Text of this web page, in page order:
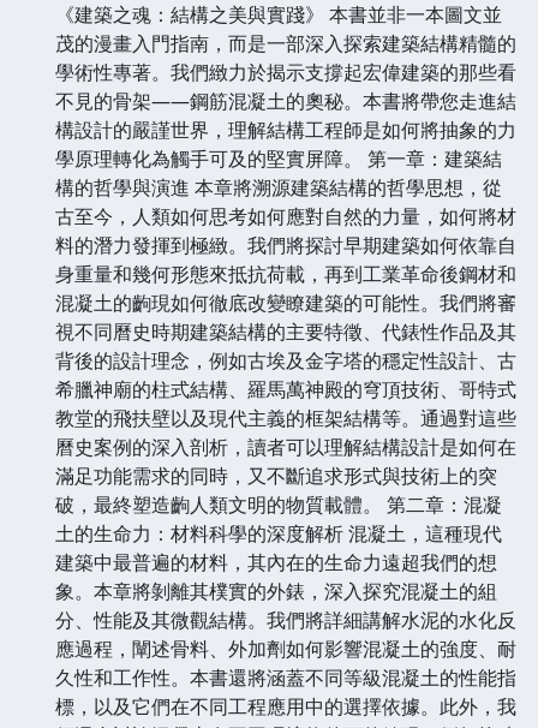
《建築之魂：結構之美與實踐》 本書並非一本圖文並
茂的漫畫入門指南，而是一部深入探索建築結構精髓的
學術性專著。我們緻力於揭示支撐起宏偉建築的那些看
不見的骨架——鋼筋混凝土的奧秘。本書將帶您走進結
構設計的嚴謹世界，理解結構工程師是如何將抽象的力
學原理轉化為觸手可及的堅實屏障。 第一章：建築結
構的哲學與演進 本章將溯源建築結構的哲學思想，從
古至今，人類如何思考如何應對自然的力量，如何將材
料的潛力發揮到極緻。我們將探討早期建築如何依靠自
身重量和幾何形態來抵抗荷載，再到工業革命後鋼材和
混凝土的齣現如何徹底改變瞭建築的可能性。我們將審
視不同曆史時期建築結構的主要特徵、代錶性作品及其
背後的設計理念，例如古埃及金字塔的穩定性設計、古
希臘神廟的柱式結構、羅馬萬神殿的穹頂技術、哥特式
教堂的飛扶壁以及現代主義的框架結構等。通過對這些
曆史案例的深入剖析，讀者可以理解結構設計是如何在
滿足功能需求的同時，又不斷追求形式與技術上的突
破，最終塑造齣人類文明的物質載體。 第二章：混凝
土的生命力：材料科學的深度解析 混凝土，這種現代
建築中最普遍的材料，其內在的生命力遠超我們的想
象。本章將剝離其樸實的外錶，深入探究混凝土的組
分、性能及其微觀結構。我們將詳細講解水泥的水化反
應過程，闡述骨料、外加劑如何影響混凝土的強度、耐
久性和工作性。本書還將涵蓋不同等級混凝土的性能指
標，以及它們在不同工程應用中的選擇依據。此外，我